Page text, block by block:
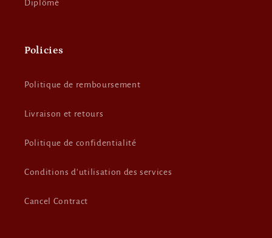
Diplômé
Policies
Politique de remboursement
Livraison et retours
Politique de confidentialité
Conditions d'utilisation des services
Cancel Contract